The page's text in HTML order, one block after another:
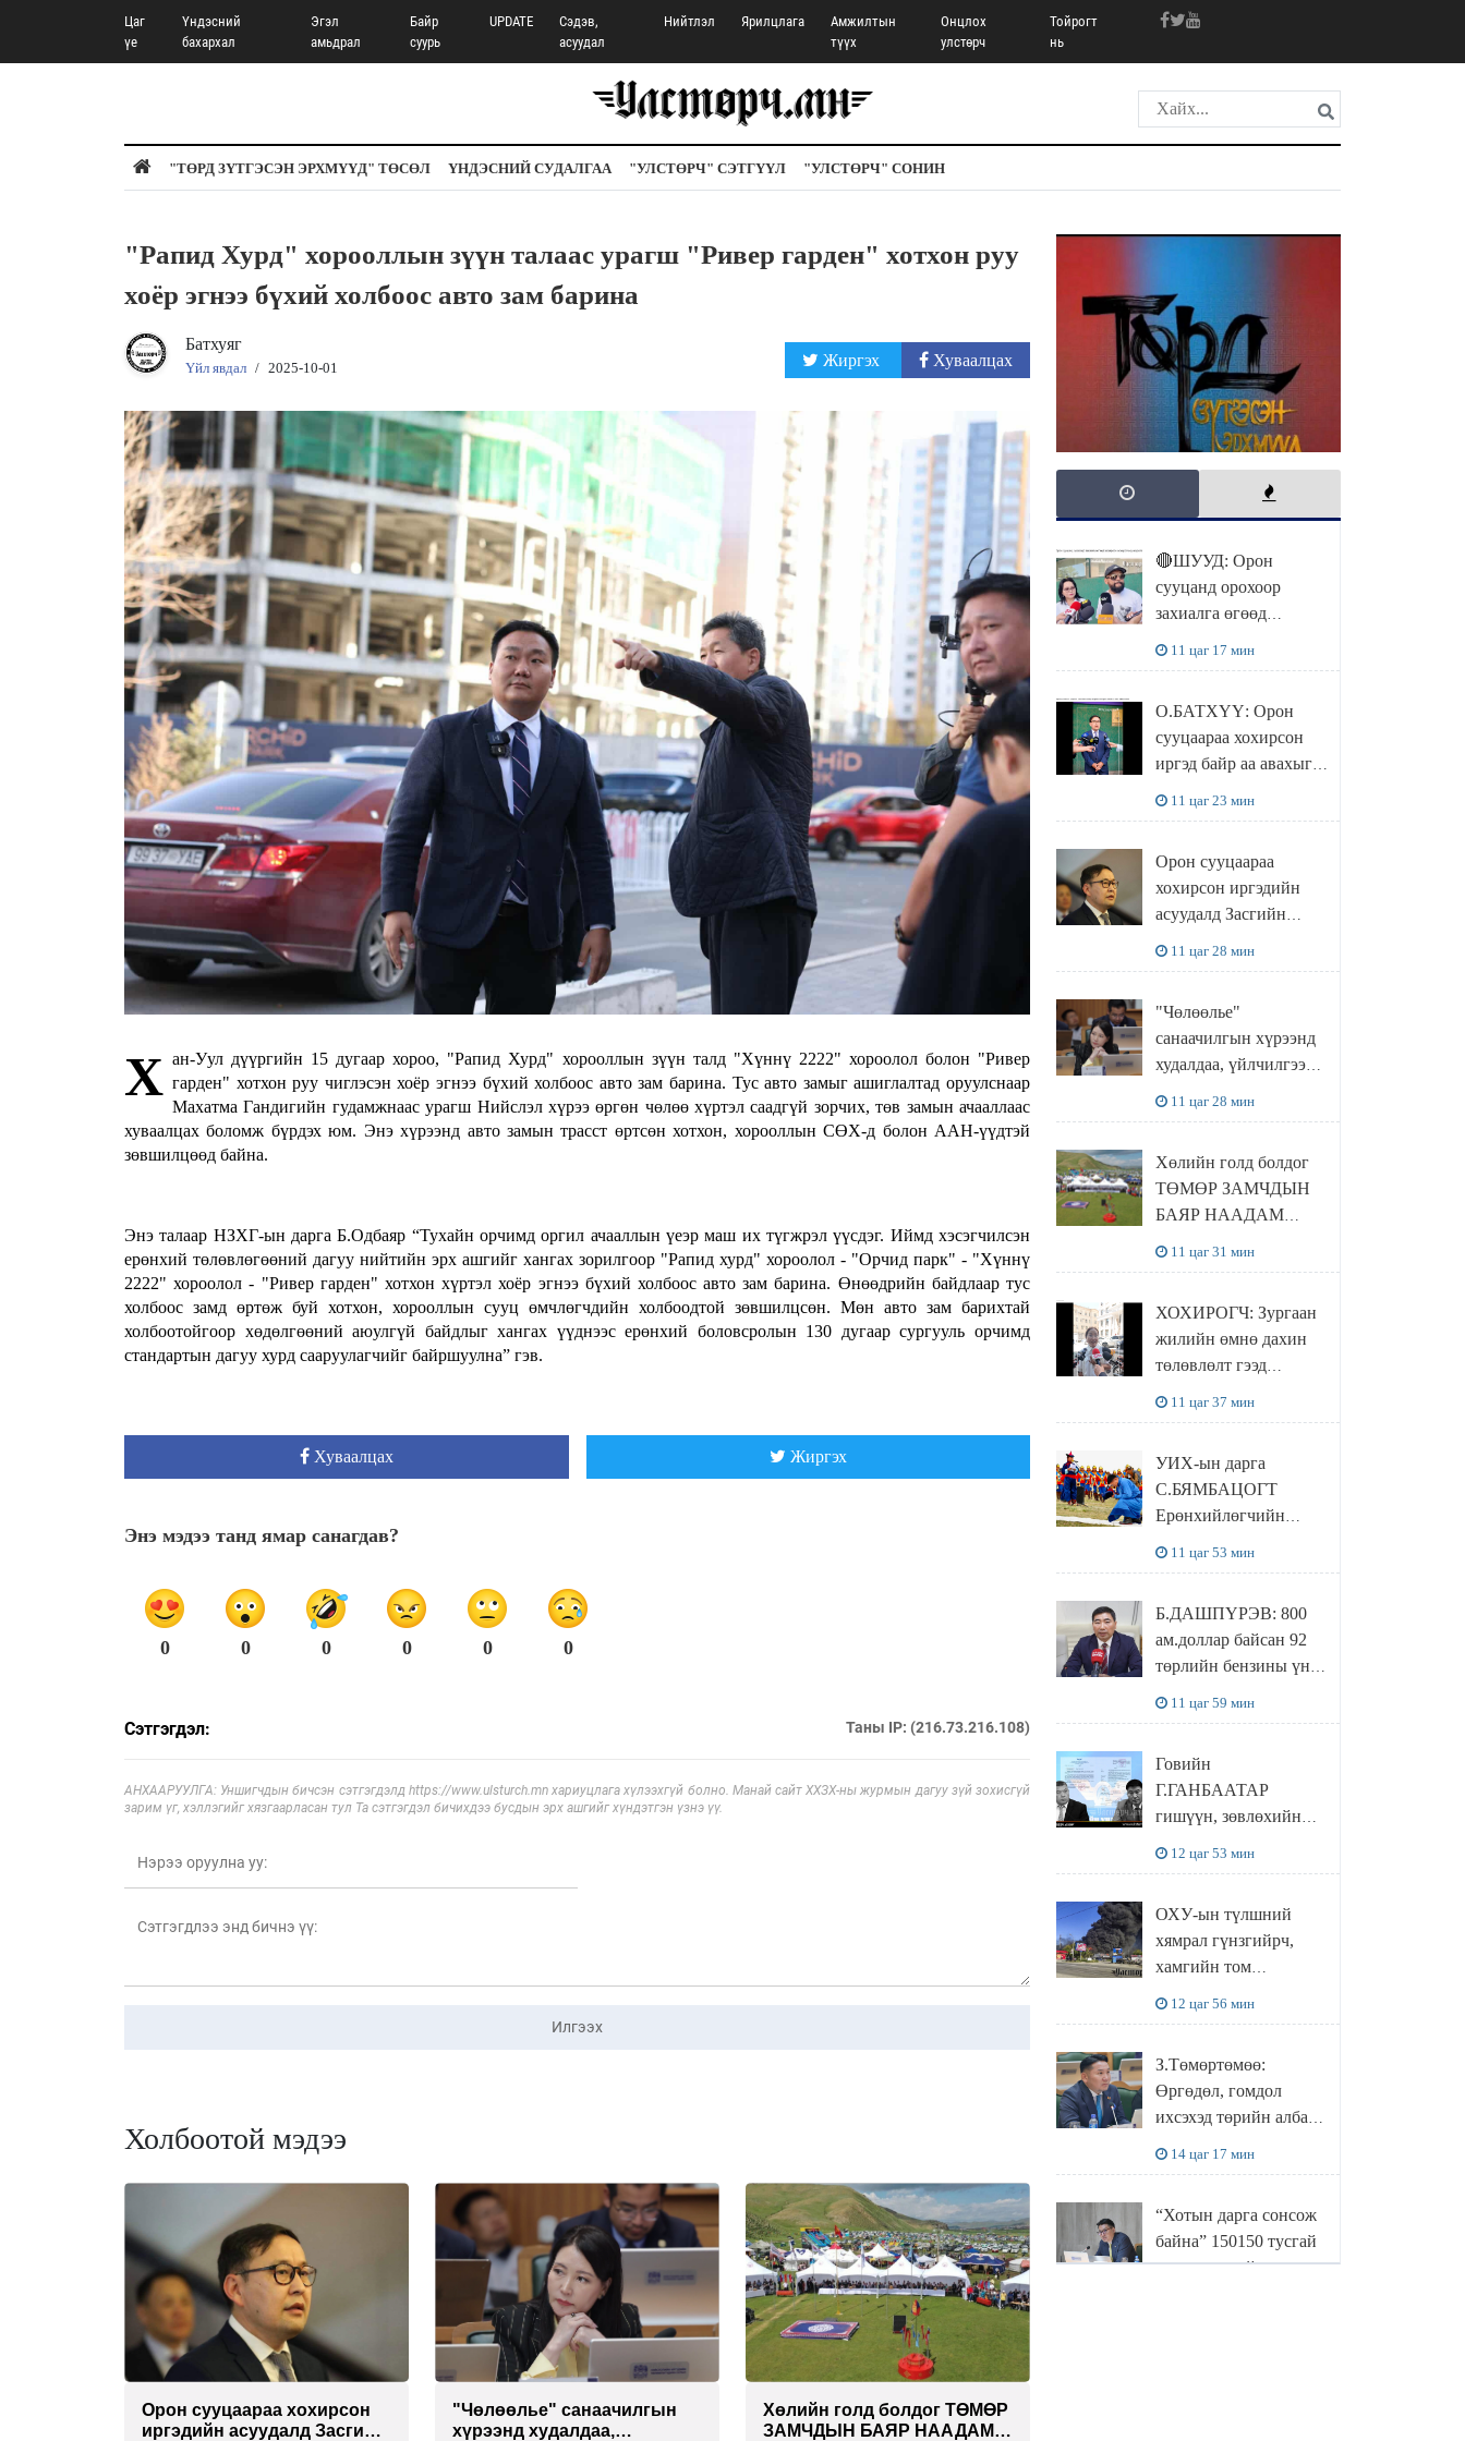
Цаг
үе
Үндэсний
бахархал
Эгэл
амьдрал
Байр
суурь
UPDATE
Сэдэв,
асуудал
Нийтлэл Ярилцлага
Амжилтын
түүх
Онцлох
улстөрч
Тойрогт
нь
"ТӨРД ЗҮТГЭСЭН ЭРХМҮҮД" ТӨСӨЛ ҮНДЭСНИЙ СУДАЛГАА "УЛСТӨРЧ" СЭТГҮҮЛ "УЛСТӨРЧ" СОНИН
"Рапид Хурд" хорооллын зүүн талаас урагш "Ривер гарден" хотхон руу
хоёр эгнээ бүхий холбоос авто зам барина
Батхуяг
Үйл явдал / 2025-10-01 Жиргэх Хуваалцах
Х ан-Уул дүүргийн 15 дугаар хороо, "Рапид Хурд" хорооллын зүүн талд "Хүннү 2222" хороолол болон "Ривер
гарден" хотхон руу чиглэсэн хоёр эгнээ бүхий холбоос авто зам барина. Тус авто замыг ашиглалтад оруулснаар
Махатма Гандигийн гудамжнаас урагш Нийслэл хүрээ өргөн чөлөө хүртэл саадгүй зорчих, төв замын ачааллаас
хуваалцах боломж бүрдэх юм. Энэ хүрээнд авто замын трасст өртсөн хотхон, хорооллын СӨХ-д болон ААН-үүдтэй
зөвшилцөөд байна.
Энэ талаар НЗХГ-ын дарга Б.Одбаяр “Тухайн орчимд оргил ачааллын үеэр маш их түгжрэл үүсдэг. Иймд хэсэгчилсэн
ерөнхий төлөвлөгөөний дагуу нийтийн эрх ашгийг хангах зорилгоор "Рапид хурд" хороолол - "Орчид парк" - "Хүннү
2222" хороолол - "Ривер гарден" хотхон хүртэл хоёр эгнээ бүхий холбоос авто зам барина. Өнөөдрийн байдлаар тус
холбоос замд өртөж буй хотхон, хорооллын сууц өмчлөгчдийн холбоодтой зөвшилцсөн. Мөн авто зам барихтай
холбоотойгоор хөдөлгөөний аюулгүй байдлыг хангах үүднээс ерөнхий боловсролын 130 дугаар сургууль орчимд
стандартын дагуу хурд сааруулагчийг байршуулна” гэв.
Хуваалцах Жиргэх
Энэ мэдээ танд ямар санагдав?
0 0 0 0 0 0
Сэтгэгдэл: Таны IP: (216.73.216.108)
АНХААРУУЛГА: Уншигчдын бичсэн сэтгэгдэлд https://www.ulsturch.mn хариуцлага хүлээхгүй болно. Манай сайт ХХЗХ-ны журмын дагуу зүй зохисгүй
зарим үг, хэллэгийг хязгаарласан тул Та сэтгэгдэл бичихдээ бусдын эрх ашгийг хүндэтгэн үзнэ үү.
Илгээх
Холбоотой мэдээ
Орон сууцаараа хохирсон
иргэдийн асуудалд Засгийн
"Чөлөөлье" санаачилгын
хүрээнд худалдаа,
Хөлийн голд болдог ТӨМӨР
ЗАМЧДЫН БАЯР НААДАМ
🔴ШУУД: Орон
сууцанд орохоор
захиалга өгөөд
11 цаг 17 мин
О.БАТХҮҮ: Орон
сууцаараа хохирсон
иргэд байр аа авахыг л
доривтой арга хэмжээ
авч ажиллана
11 цаг 23 мин
Орон сууцаараа
хохирсон иргэдийн
асуудалд Засгийн
11 цаг 28 мин
"Чөлөөлье"
санаачилгын хүрээнд
худалдаа, үйлчилгээ
болгох тогтоолын
төслийг баталлаа
11 цаг 28 мин
Хөлийн голд болдог
ТӨМӨР ЗАМЧДЫН
БАЯР НААДАМ
11 цаг 31 мин
ХОХИРОГЧ: Зургаан
жилийн өмнө дахин
төлөвлөлт гээд
байхгүй, орон сууц ч
байхгүй хаана
амьдрахаа мэдэхгүй
явж байна
11 цаг 37 мин
УИХ-ын дарга
С.БЯМБАЦОГТ
Ерөнхийлөгчийн
Сутай хайрханы
тахилгад оролцжээ
11 цаг 53 мин
Б.ДАШПҮРЭВ: 800
ам.доллар байсан 92
төрлийн бензины үнэ
11 цаг 59 мин
Говийн
Г.ГАНБААТАР
гишүүн, зөвлөхийн
зардлаа “ИНҮТ”
ТӨХХК даажээ
12 цаг 53 мин
ОХУ-ын түлшний
хямрал гүнзгийрч,
хамгийн том
12 цаг 56 мин
З.Төмөртөмөө:
Өргөдөл, гомдол
ихсэхэд төрийн албан
14 цаг 17 мин
“Хотын дарга сонсож
байна” 150150 тусгай
дугаарыг наймдугаар